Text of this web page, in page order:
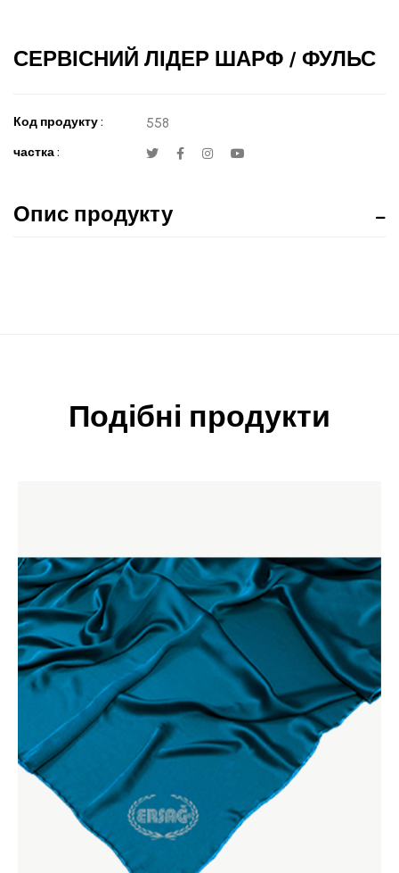
СЕРВІСНИЙ ЛІДЕР ШАРФ / ФУЛЬС
Код продукту : 558
частка :
Опис продукту
Подібні продукти